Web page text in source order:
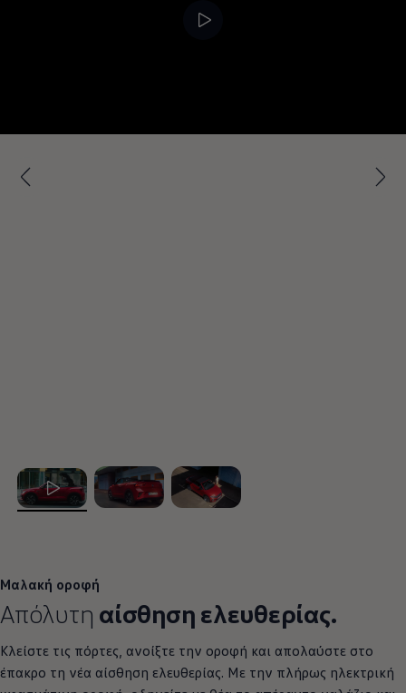
, 1 από 3
Μαλακή οροφή
Απόλυτη αίσθηση ελευθερίας.
Κλείστε τις πόρτες, ανοίξτε την οροφή και απολαύστε στο
έπακρο τη νέα αίσθηση ελευθερίας. Με την πλήρως ηλεκτρική